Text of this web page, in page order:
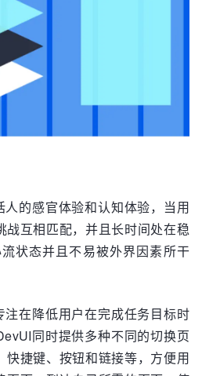
的感官体验和认知体验，当用
战互相匹配，并且长时间处在稳
状态并且不易被外界因素所干
在降低用户在完成任务目标时
同时提供多种不同的切换页
快捷键、按钮和链接等，方便用